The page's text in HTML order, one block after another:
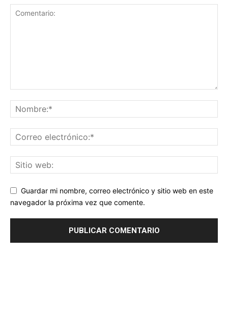
Guardar mi nombre, correo electrónico y sitio web en este
navegador la próxima vez que comente.